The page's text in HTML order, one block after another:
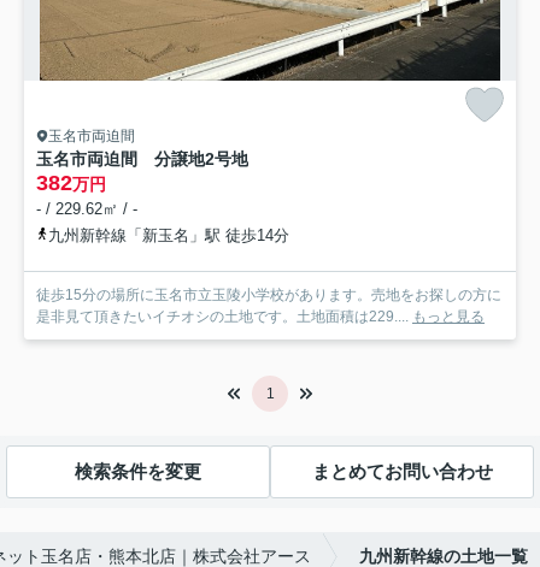
玉名市両迫間
玉名市両迫間 分譲地2号地
382万円
- / 229.62㎡ / -
九州新幹線「新玉名」駅 徒歩14分
徒歩15分の場所に玉名市立玉陵小学校があります。売地をお探しの方に
是非見て頂きたいイチオシの土地です。土地面積は229.... もっと見る
1
検索条件を変更 まとめてお問い合わせ
ト玉名店・熊本北店｜株式会社アース 九州新幹線の土地一覧